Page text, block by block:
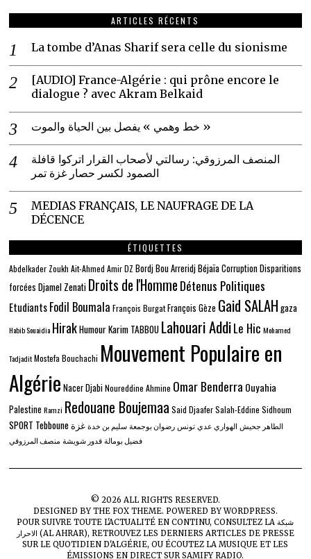
ARTICLES RÉCENTS
La tombe d’Anas Sharif sera celle du sionisme
[AUDIO] France-Algérie : qui prône encore le
dialogue ? avec Akram Belkaid
خط وهمي » يفصل بين الحياة والموت »
المنصف المرزوقي: رسالتي لأصحاب القرار اتركوا قافلة
الصمود لكسر حصار غزة تمر
MEDIAS FRANÇAIS, LE NAUFRAGE DE LA
DÉCENCE
ÉTIQUETTES
Abdelkader Zoukh Ait-Ahmed Amir DZ Bordj Bou ArreridjBéjaïaCorruption Disparitions
forcées Djamel Zenati Droits de l'Homme Détenus Politiques
EtudiantsFodil Boumala François BurgatFrançois Gèze Gaid SALAH gaza
Habib Souaidia HirakHumourKarim TABBOU Lahouari AddiLe Hic Mohamed
Tadjadit Mostefa Bouchachi Mouvement Populaire en
Algérie Nacer Djabi Noureddine Ahmine Omar Benderra Ouyahia
Palestine Ramzi Redouane Boujemaa Said Djaafer Salah-Eddine Sidhoum
SPORT Tebboune الطاهر جحيش الهواري عدي تونس رضوان بوجمعة سليم بن خدة غزة
فضيل بومالة قدور شويشة منصف المرزوقي
© 2026 ALL RIGHTS RESERVED.
DESIGNED BYTHE FOX THEME. POWERED BY WORDPRESS.
POUR SUIVRE TOUTE L'ACTUALITÉ EN CONTINU, CONSULTEZ LAشبكة
الاحرار (AL AHRAR), RETROUVEZ LES DERNIERS ARTICLES DE PRESSE
SURLE QUOTIDIEN D'ALGÉRIE, OU ÉCOUTEZ LA MUSIQUE ET LES
ÉMISSIONS EN DIRECT SURSAMIFY RADIO.